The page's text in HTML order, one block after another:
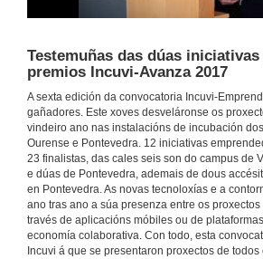
Testemuñas das dúas
premios Incuvi-Avanza 2017
A sexta edición da convocatoria Incuvi-
gañadores. Este xoves desveláronse os
vindeiro ano nas instalacións de incubación
Ourense e Pontevedra. 12 iniciativas
23 finalistas, das cales seis son do campus de
e dúas de Pontevedra, ademais de dous
en Pontevedra. As novas tecnoloxías e a
ano tras ano a súa presenza entre os
través de aplicacións móbiles ou de
economía colaborativa. Con todo, esta
Incuvi á que se presentaron proxectos de